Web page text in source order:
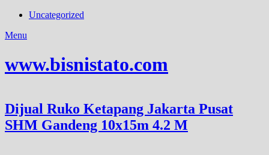
Uncategorized
Menu
www.bisnistato.com
Dijual Ruko Ketapang Jakarta Pusat
SHM Gandeng 10x15m 4.2 M